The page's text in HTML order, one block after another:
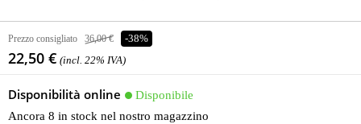
Prezzo consigliato 36,00 € -38%
22,50 € (incl. 22% IVA)
Disponibilità online
Disponibile
Ancora 8 in stock nel nostro magazzino